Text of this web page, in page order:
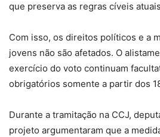
que preserva as regras cíveis
Com isso, os direitos políticos e a
jovens não são afetados. O
exercício do voto continuam
obrigatórios somente a partir dos
Durante a tramitação na CCJ,
projeto argumentaram que a